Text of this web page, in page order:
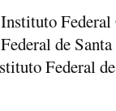
Federal
de
Federal